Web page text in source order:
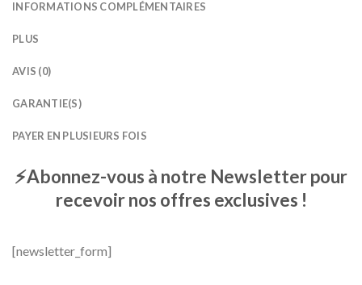
INFORMATIONS COMPLÉMENTAIRES
PLUS
AVIS (0)
GARANTIE(S)
PAYER EN PLUSIEURS FOIS
⚡Abonnez-vous à notre Newsletter pour
recevoir nos offres exclusives !
[newsletter_form]